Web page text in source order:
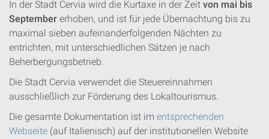
In der Stadt Cervia wird die Kurtaxe in der Zeit von mai bis
September erhoben, und ist für jede Übernachtung bis zu
maximal sieben aufeinanderfolgenden Nächten zu
entrichten, mit unterschiedlichen Sätzen je nach
Beherbergungsbetrieb.
Die Stadt Cervia verwendet die Steuereinnahmen
ausschließlich zur Förderung des Lokaltourismus.
Die gesamte Dokumentation ist im entsprechenden
Webseite (auf Italienisch) auf der institutionellen Website